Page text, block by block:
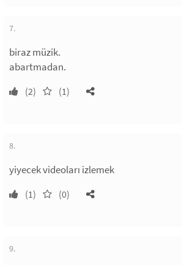
7.
biraz müzik.
abartmadan.
(2) (1)
8.
yiyecek videoları izlemek
(1) (0)
9.